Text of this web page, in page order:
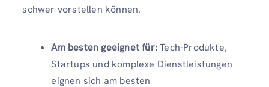
schwer vorstellen können.
Am besten geeignet für:Tech-Produkte,
Startups und komplexe Dienstleistungen
eignen sich am besten